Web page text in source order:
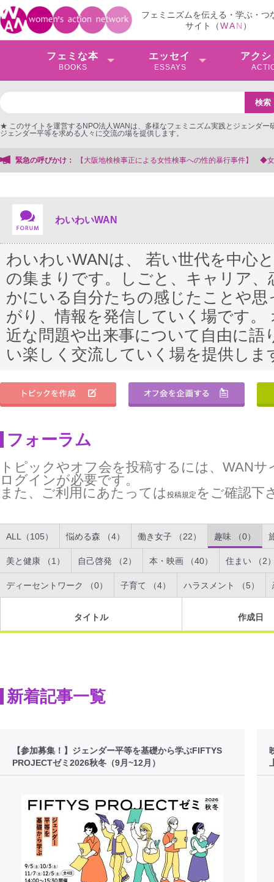
フェミニズムを伝える・学ぶ・つ
サイト（WAN ）
フェミな本
BOOKS
エッセイ
ESSAYS
アクシ
★ このサイトを運営するNPO法人WANは、多様なフェミニズム実践とジェンダー
ジェンダー平等を求める人々に交流の場を提供します。
緊急の呼びかけ：
務局
わいわいWAN
わいわいWANは、 若い世代を中心
の集まりです。しごと、キャリア
かにいる自分たちの感じたことや
がり、情報を発信していく場です
近な問題や出来事について自由に
い楽しく交流していく場を提供しま
フォーラム
トピックやオフ会を投稿するには、WAN
ログインが必要です。
また、ご利用にあたっては 投稿規定 をご確認下
ALL（105） 悩める森 （4） 働き女子 （22） 趣味 （0）
美と健康 （1） 自己啓発 （2） 本・映画 （40） 住まい （2
ディーセントワーク （0） 子育て （4） ハラスメント （5）
タイトル 作成日
新着記事一覧
【参加募集！】ジェンダー平等を基礎から学ぶFIFTYS
PROJECTゼミ2026秋冬（9月~12月）